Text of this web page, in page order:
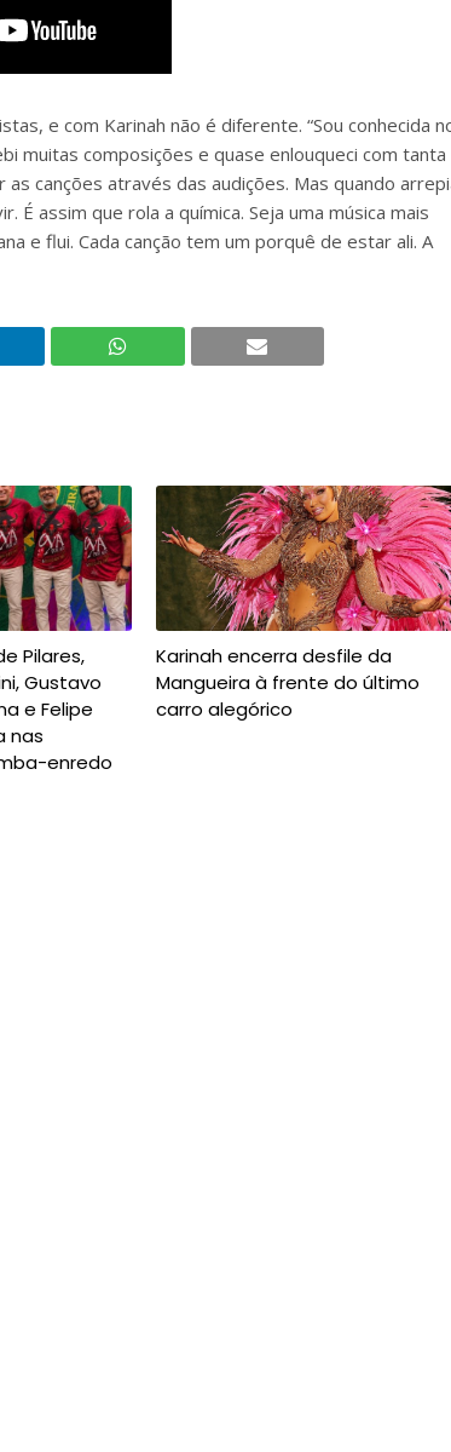
e com Karinah não é diferente. “Sou conhecida
muitas composições e quase enlouqueci com tanta
canções através das audições. Mas quando
assim que rola a química. Seja uma música mais
e flui. Cada canção tem um porquê de estar ali. A
Pilares,
Gustavo
e Felipe
nas
enredo
Karinah encerra desfile da
Mangueira à frente do último
carro alegórico